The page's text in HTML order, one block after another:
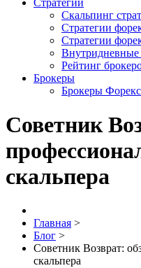
Скальпинг
Стратегии
Стратегии
Внутридневные
Рейтинг
Брокеры
Брокеры Форекс
Советник
скальпера
Главная >
Блог >
Советник Возврат:
скальпера